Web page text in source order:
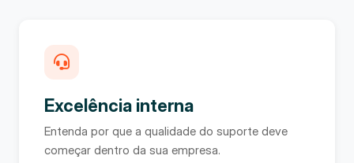
Excelência interna
Entenda por que a qualidade do suporte deve
começar dentro da sua empresa.